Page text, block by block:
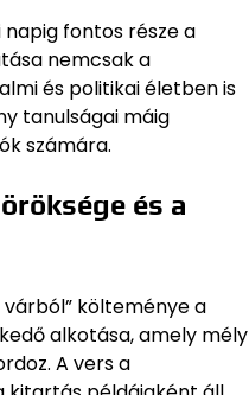
napig fontos része a
nemcsak a
és politikai életben is
tanulságai máig
számára.
és a
várból” költeménye a
alkotása, amely mély
A vers a